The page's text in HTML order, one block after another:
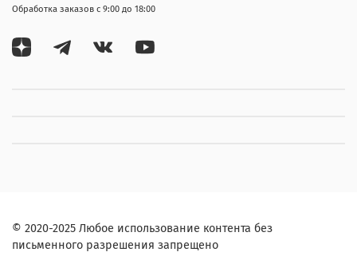
Обработка заказов с 9:00 до 18:00
© 2020-2025 Любое использование контента без
письменного разрешения запрещено